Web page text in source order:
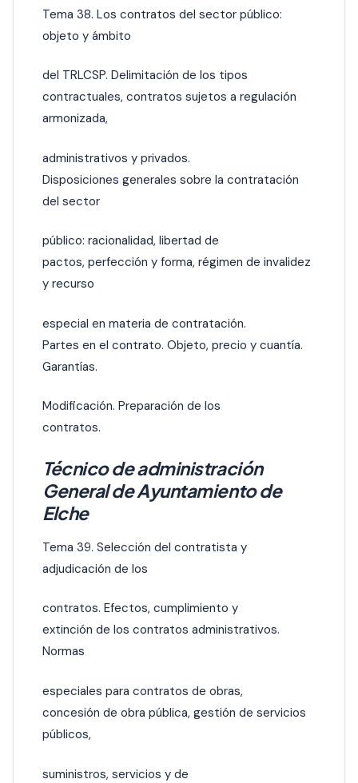
Tema 38. Los contratos del sector público:
objeto y ámbito
del TRLCSP. Delimitación de los tipos
contractuales, contratos sujetos a regulación
armonizada,
administrativos y privados.
Disposiciones generales sobre la contratación
del sector
público: racionalidad, libertad de
pactos, perfección y forma, régimen de invalidez
y recurso
especial en materia de contratación.
Partes en el contrato. Objeto, precio y cuantía.
Garantías.
Modificación. Preparación de los
contratos.
Técnico de administración
General de Ayuntamiento de
Elche
Tema 39. Selección del contratista y
adjudicación de los
contratos. Efectos, cumplimiento y
extinción de los contratos administrativos.
Normas
especiales para contratos de obras,
concesión de obra pública, gestión de servicios
públicos,
suministros, servicios y de